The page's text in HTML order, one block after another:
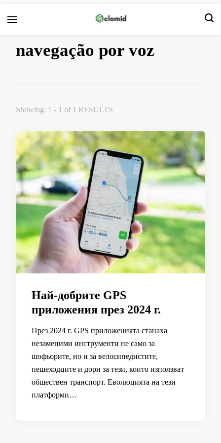
navegação por voz
Showing: 1 - 1 of 1 RESULTS
Най-добрите GPS
приложения през 2024 г.
През 2024 г. GPS приложенията станаха
незаменими инструменти не само за
шофьорите, но и за велосипедистите,
пешеходците и дори за тези, които използват
обществен транспорт. Еволюцията на тези
платформи…